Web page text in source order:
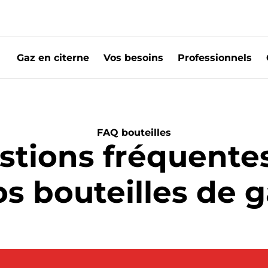
Gaz en citerne Vos besoins Professionnels
FAQ bouteilles
bouteilles de